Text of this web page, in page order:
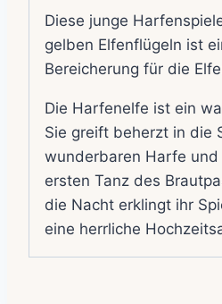
Diese junge
gelben Elfenflügeln ist
Bereicherung für die
Die Harfenelfe ist ein
Sie greift beherzt in die
wunderbaren Harfe
ersten Tanz des
die Nacht erklingt ihr
eine herrliche